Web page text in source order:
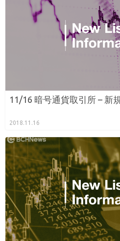
11/16 暗号通貨取引所 – 新
2018.11.16